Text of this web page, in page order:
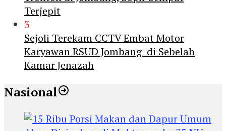
Terjepit
3
Sejoli Terekam CCTV Embat Motor
Karyawan RSUD Jombang di Sebelah
Kamar Jenazah
Nasional